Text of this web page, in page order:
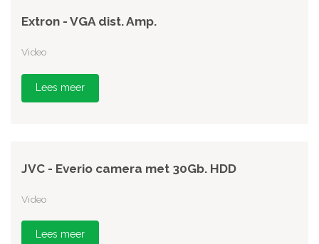
Extron - VGA dist. Amp.
Video
Lees meer
JVC - Everio camera met 30Gb. HDD
Video
Lees meer